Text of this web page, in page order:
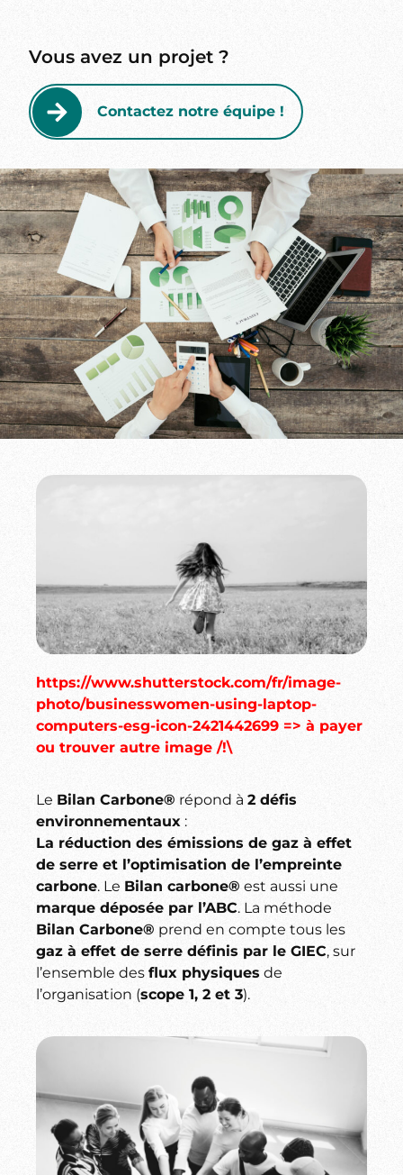
Vous avez un projet ?
Contactez notre équipe !
Le Bilan Carbone® répond à 2 défis
environnementaux :
La réduction des émissions de gaz à effet
de serre et l’optimisation de l’empreinte
carbone. Le Bilan carbone® est aussi une
marque déposée par l’ABC. La méthode
Bilan Carbone® prend en compte tous les
gaz à effet de serre définis par le GIEC, sur
l’ensemble des flux physiques de
l’organisation (scope 1, 2 et 3).
https://www.shutterstock.com/fr/image-
photo/businesswomen-using-laptop-
computers-esg-icon-2421442699 => à payer
ou trouver autre image /!\